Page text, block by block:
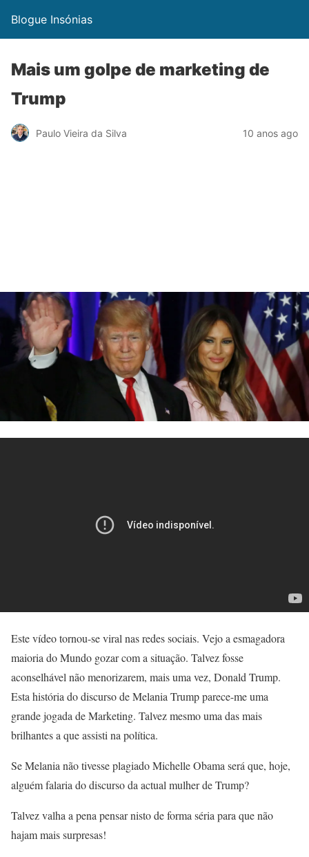
Blogue Insónias
Mais um golpe de marketing de
Trump
Paulo Vieira da Silva 10 anos ago
Este vídeo tornou-se viral nas redes sociais. Vejo a esmagadora
maioria do Mundo gozar com a situação. Talvez fosse
aconselhável não menorizarem, mais uma vez, Donald Trump.
Esta história do discurso de Melania Trump parece-me uma
grande jogada de Marketing. Talvez mesmo uma das mais
brilhantes a que assisti na política.
Se Melania não tivesse plagiado Michelle Obama será que, hoje,
alguém falaria do discurso da actual mulher de Trump?
Talvez valha a pena pensar nisto de forma séria para que não
hajam mais surpresas!